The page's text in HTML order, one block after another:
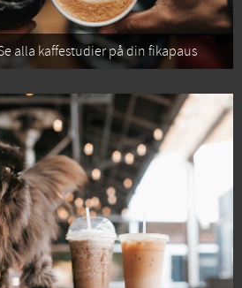
alla kaffestudier på din fikapaus